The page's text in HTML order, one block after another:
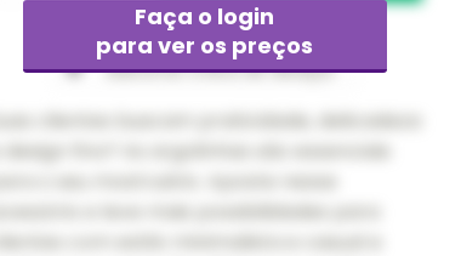
Adicionar à lista de desejos
Suas clientes buscam praticidade, delicadeza
e design fino? As argolinhas são essenciais
Faça o login
para ver os preços